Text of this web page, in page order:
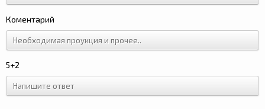
Коментарий
5+2